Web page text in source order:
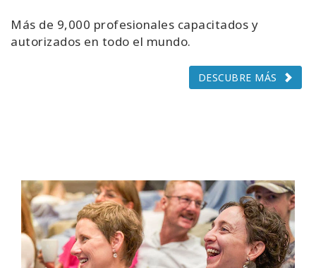
Más de 9,000 profesionales capacitados y
autorizados en todo el mundo.
DESCUBRE MÁS